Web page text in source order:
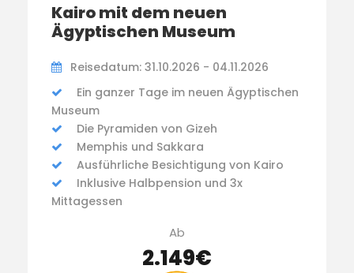
Kairo mit dem neuen
Ägyptischen Museum
Reisedatum: 31.10.2026 - 04.11.2026
Ein ganzer Tage im neuen Ägyptischen
Museum
Die Pyramiden von Gizeh
Memphis und Sakkara
Ausführliche Besichtigung von Kairo
Inklusive Halbpension und 3x
Mittagessen
Ab
2.149€